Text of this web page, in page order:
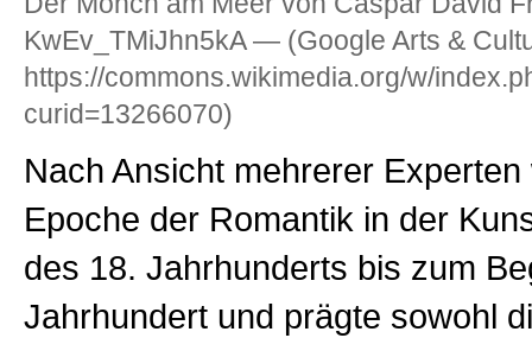
KwEv_TMiJhn5kA — (Google Arts &
https://commons.wikimedia.org/w/
curid=13266070)
Nach Ansicht mehrerer
Epoche der Romantik in der
des 18. Jahrhunderts bis zum
Jahrhundert und prägte sowohl